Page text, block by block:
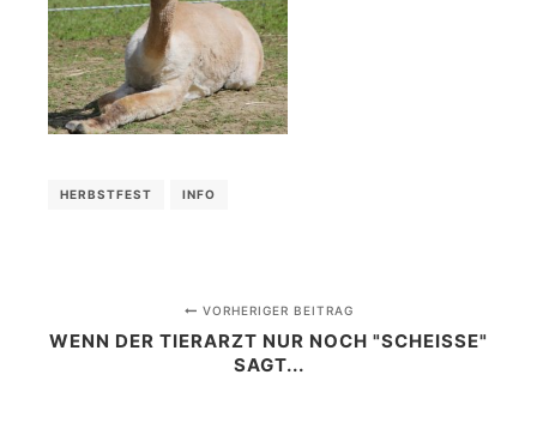
HERBSTFEST INFO
VORHERIGER BEITRAG
WENN DER TIERARZT NUR NOCH "SCHEISSE" S
AGT...